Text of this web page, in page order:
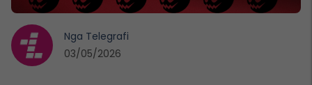
Nga Telegrafi
03/05/2026